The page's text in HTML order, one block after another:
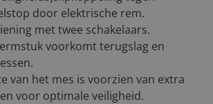
door elektrische rem.
met twee schakelaars.
voorkomt terugslag en
van het mes is voorzien van extra
voor optimale veiligheid.